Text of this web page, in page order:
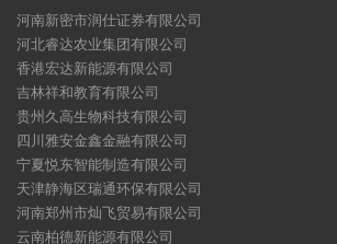
河南新密市润仕证券有限公司
河北睿达农业集团有限公司
香港宏达新能源有限公司
吉林祥和教育有限公司
贵州久高生物科技有限公司
四川雅安金鑫金融有限公司
宁夏悦东智能制造有限公司
天津静海区瑞通环保有限公司
河南郑州市灿飞贸易有限公司
云南柏德新能源有限公司